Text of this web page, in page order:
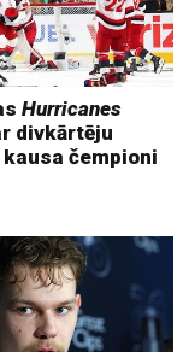
Hurricanes
divkārtēju
čempioni